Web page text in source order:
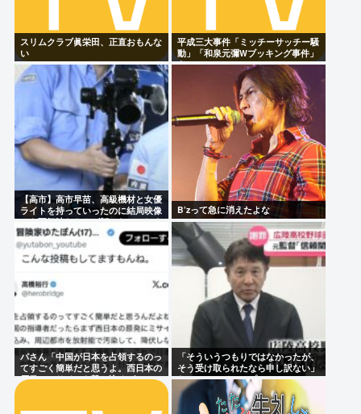
スリムクラブ眞栄田、正直おもんな
い
平成三大事件「ミッチーサッチー騒
動」「和泉元彌Wブッキング事件」
あとひとつは？
【高市】高市早苗、高級機材と女優
ライトを持っていったのに結局映像
でも不気味なトカゲ顔になってしま
う
B’zって急に消えたよな
パさん「中国が日本を占領するのっ
てすごく簡単だと思うよ。西日本の
原発にミサイルを撃ち込めばいい」
「そういうつもりではなかったが、
そう受け取られたなら申し訳ない」
なにコレ？ジャップ？？？